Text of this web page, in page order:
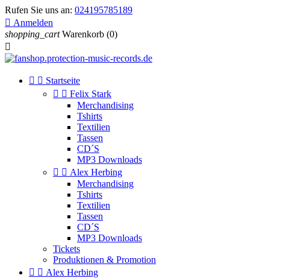
Rufen Sie uns an: 024195785189
 Anmelden
shopping_cart Warenkorb (0)

  Startseite
  Felix Stark
Merchandising
Tshirts
Textilien
Tassen
CD´S
MP3 Downloads
  Alex Herbing
Merchandising
Tshirts
Textilien
Tassen
CD´S
MP3 Downloads
Tickets
Produktionen & Promotion
  Alex Herbing